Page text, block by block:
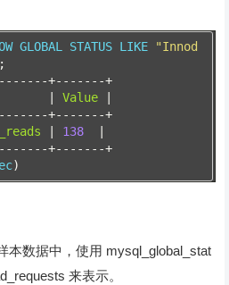
GLOBAL STATUS LIKE
"Innod
;
+-------+
Value
+-------+
138
+-------+
)
本数据中，使用 mysql_global_stat
来表示。